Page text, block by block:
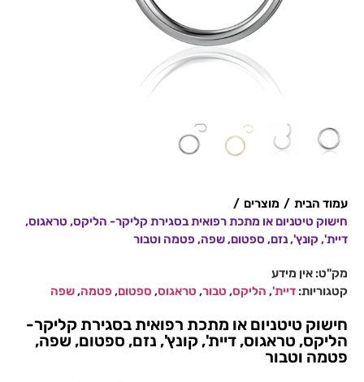
עמוד הבית / מוצרים /
חישוק טיטניום או מתכת רפואית בסגירת קליקר- הליקס, טראגוס,
דיית', קונץ', נזם, ספטום, שפה, פטמה וטבור
מק"ט: אין מידע
קטגוריות: דיית', הליקס, טבור, טראגוס, ספטום, פטמה,שפה
חישוק טיטניום או מתכת רפואית בסגירת קליקר-
הליקס, טראגוס, דיית', קונץ', נזם, ספטום, שפה,
פטמה וטבור